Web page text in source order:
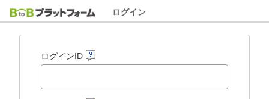
ログイン
ログインID